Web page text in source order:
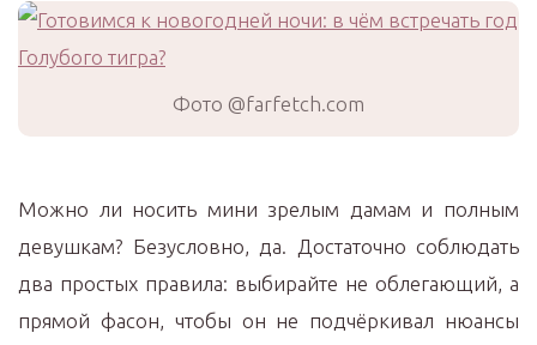
Фото @farfetch.com
Можно ли носить мини зрелым дамам и полным
девушкам? Безусловно, да. Достаточно соблюдать
два простых правила: выбирайте не облегающий, а
прямой фасон, чтобы он не подчёркивал нюансы